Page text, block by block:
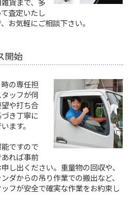
貨まで、多
査定いたし
お気軽にご相談下さい。
開始
の専任担
ッフが伺
や打ち合
き丁寧に
ます。
ですので
れば事前
し出ください。重量物の回収や、
ダからの吊り作業での搬出など、
フが安全で確実な作業をお約束し